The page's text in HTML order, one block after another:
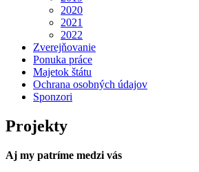
2020
2021
2022
Zverejňovanie
Ponuka práce
Majetok štátu
Ochrana osobných údajov
Sponzori
Projekty
Aj my patríme medzi vás